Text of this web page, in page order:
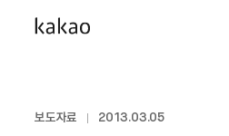
보도자료 2013.03.05